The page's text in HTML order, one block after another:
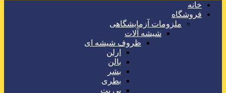
خانه
فروشگاه
ملزومات آزمایشگاهی
شیشه آلات
ظروف شیشه ای
ارلن
بالن
بشر
بطری
پی پت